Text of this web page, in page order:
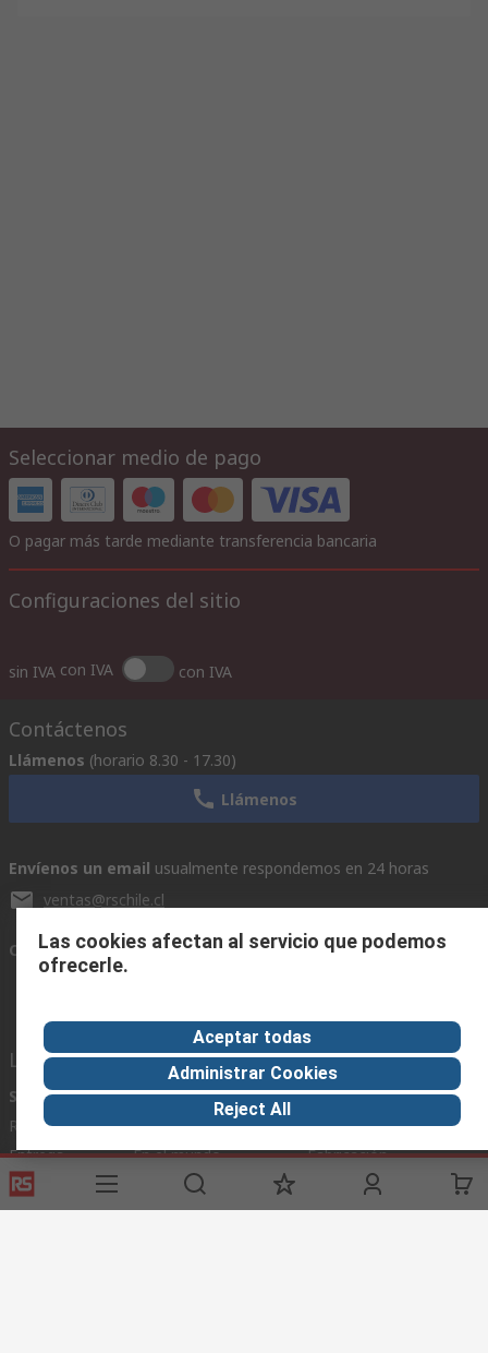
Seleccionar medio de pago
O pagar más tarde mediante transferencia bancaria
Configuraciones del sitio
sin IVA con IVA con IVA
Contáctenos
Llámenos (horario 8.30 - 17.30)
Llámenos
Envíenos un email usualmente respondemos en 24 horas
ventas@rschile.cl
Conectar con nosotros
Links de ayuda
Servicios
Registrarse
Entrega
Pago
Exportar
Acerca de RS
Acerca de RS
En el mundo
Grupo corporativo
ESG
Industria
Zona Industria
Fabricación
Las cookies afectan al servicio que podemos
ofrecerle.
Aceptar todas
Administrar Cookies
Reject All